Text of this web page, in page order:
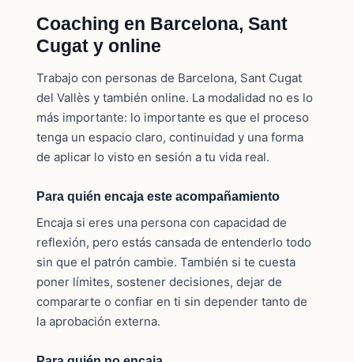
Coaching en Barcelona, Sant
Cugat y online
Trabajo con personas de Barcelona, Sant Cugat
del Vallès y también online. La modalidad no es lo
más importante: lo importante es que el proceso
tenga un espacio claro, continuidad y una forma
de aplicar lo visto en sesión a tu vida real.
Para quién encaja este acompañamiento
Encaja si eres una persona con capacidad de
reflexión, pero estás cansada de entenderlo todo
sin que el patrón cambie. También si te cuesta
poner límites, sostener decisiones, dejar de
compararte o confiar en ti sin depender tanto de
la aprobación externa.